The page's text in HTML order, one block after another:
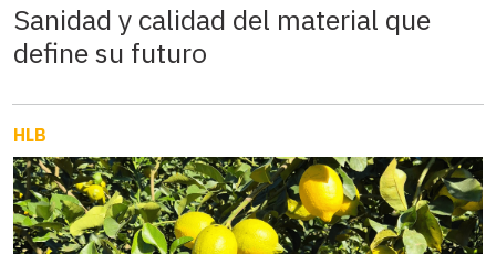
Sanidad y calidad del material que
define su futuro
HLB